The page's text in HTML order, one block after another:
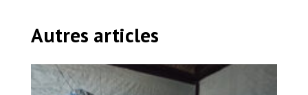
Autres articles